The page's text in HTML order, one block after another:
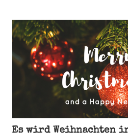
Es wird Weihnachten